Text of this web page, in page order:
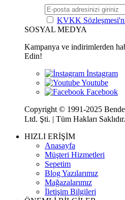
KVKK
SOSYAL MEDYA
Kampanya ve indirimlerden
Edin!
Copyright © 1991-2025
Ltd. Şti. | Tüm Hakları
HIZLI ERİŞİM
Anasayfa
Müşteri Hizmetleri
Sepetim
Blog Yazılarımız
Mağazalarımız
İletişim Bilgileri